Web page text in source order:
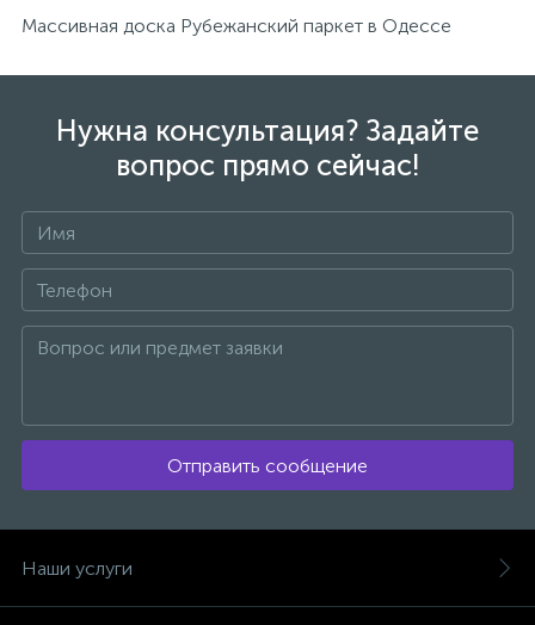
Массивная доска Рубежанский паркет в Одессе
Нужна консультация? Задайте
вопрос прямо сейчас!
Отправить сообщение
Наши услуги